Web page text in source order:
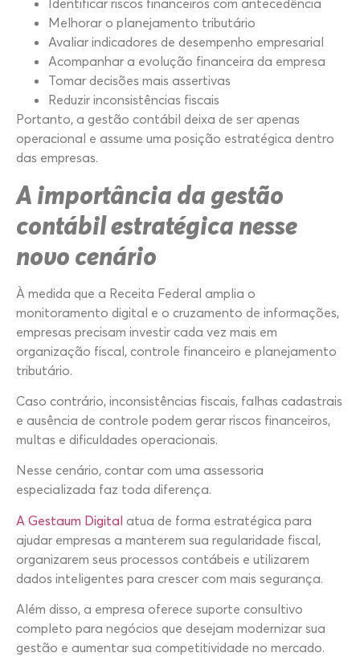
Identificar riscos financeiros com antecedência
Melhorar o planejamento tributário
Avaliar indicadores de desempenho empresarial
Acompanhar a evolução financeira da empresa
Tomar decisões mais assertivas
Reduzir inconsistências fiscais
Portanto, a gestão contábil deixa de ser apenas
operacional e assume uma posição estratégica dentro
das empresas.
A importância da gestão
contábil estratégica nesse
novo cenário
À medida que a Receita Federal amplia o
monitoramento digital e o cruzamento de informações,
empresas precisam investir cada vez mais em
organização fiscal, controle financeiro e planejamento
tributário.
Caso contrário, inconsistências fiscais, falhas cadastrais
e ausência de controle podem gerar riscos financeiros,
multas e dificuldades operacionais.
Nesse cenário, contar com uma assessoria
especializada faz toda diferença.
A Gestaum Digital atua de forma estratégica para
ajudar empresas a manterem sua regularidade fiscal,
organizarem seus processos contábeis e utilizarem
dados inteligentes para crescer com mais segurança.
Além disso, a empresa oferece suporte consultivo
completo para negócios que desejam modernizar sua
gestão e aumentar sua competitividade no mercado.